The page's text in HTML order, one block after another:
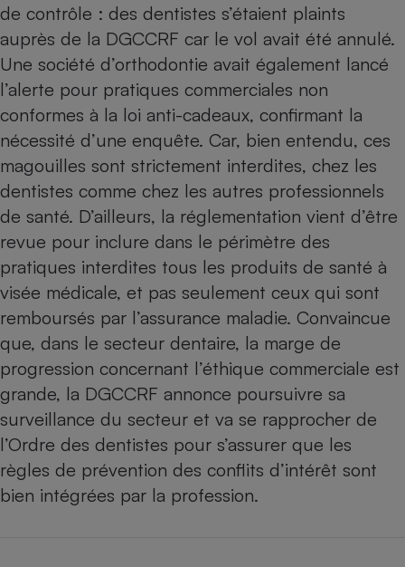
de contrôle : des dentistes s’étaient plaints
auprès de la DGCCRF car le vol avait été annulé.
Une société d’orthodontie avait également lancé
l’alerte pour pratiques commerciales non
conformes à la loi anti-cadeaux, confirmant la
nécessité d’une enquête. Car, bien entendu, ces
magouilles sont strictement interdites, chez les
dentistes comme chez les autres professionnels
de santé. D’ailleurs, la réglementation vient d’être
revue pour inclure dans le périmètre des
pratiques interdites tous les produits de santé à
visée médicale, et pas seulement ceux qui sont
remboursés par l’assurance maladie. Convaincue
que, dans le secteur dentaire, la marge de
progression concernant l’éthique commerciale est
grande, la DGCCRF annonce poursuivre sa
surveillance du secteur et va se rapprocher de
l’Ordre des dentistes pour s’assurer que les
règles de prévention des conflits d’intérêt sont
bien intégrées par la profession.
Plaque de cuisson à
induction
Climatiseur -
Ventilateur
Téléphone mobile -
Smartphone
Antivirus
Radiateur électrique
Climatiseur -
Ventilateur